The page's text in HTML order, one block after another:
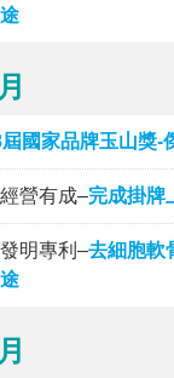
國家品牌玉山獎-
營有成–完成掛牌
明專利–去細胞軟